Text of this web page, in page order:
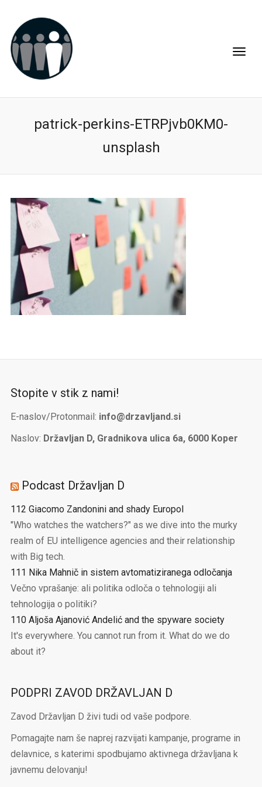
patrick-perkins-ETRPjvb0KM0-
unsplash
Stopite v stik z nami!
E-naslov/Protonmail: info@drzavljand.si
Naslov: Državljan D, Gradnikova ulica 6a, 6000 Koper
Podcast Državljan D
112 Giacomo Zandonini and shady Europol
"Who watches the watchers?" as we dive into the murky
realm of EU intelligence agencies and their relationship
with Big tech.
111 Nika Mahnič in sistem avtomatiziranega odločanja
Večno vprašanje: ali politika odloča o tehnologiji ali
tehnologija o politiki?
110 Aljoša Ajanović Andelić and the spyware society
It's everywhere. You cannot run from it. What do we do
about it?
PODPRI ZAVOD DRŽAVLJAN D
Zavod Državljan D živi tudi od vaše podpore.
Pomagajte nam še naprej razvijati kampanje, programe in
delavnice, s katerimi spodbujamo aktivnega državljana k
javnemu delovanju!